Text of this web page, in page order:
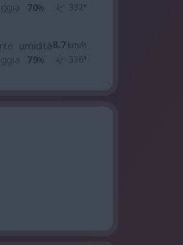
70%
332°
umidità
79%
8.7km/h
336°